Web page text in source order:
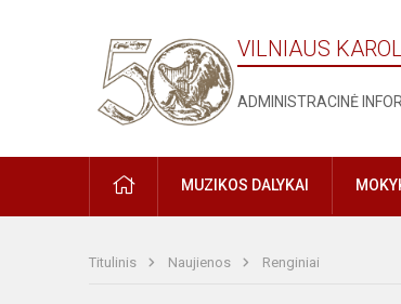
VILNIAUS
ADMINISTRACINĖ
MUZIKOS DALYKAI
Titulinis Naujienos Renginiai